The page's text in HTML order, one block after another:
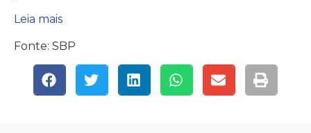
Leia mais
Fonte: SBP